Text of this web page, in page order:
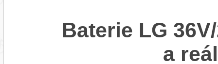
Baterie LG
a